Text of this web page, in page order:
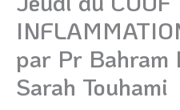
par Pr Bahram
Sarah Touhami